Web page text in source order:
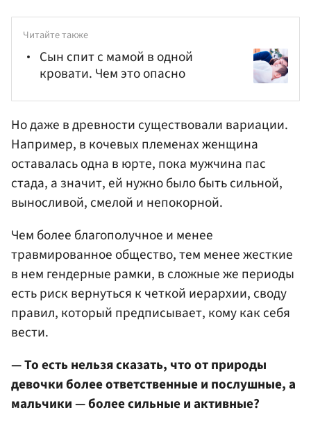
Читайте также
Сын спит с мамой в одной
кровати. Чем это опасно
Но даже в древности существовали вариации.
Например, в кочевых племенах женщина
оставалась одна в юрте, пока мужчина пас
стада, а значит, ей нужно было быть сильной,
выносливой, смелой и непокорной.
Чем более благополучное и менее
травмированное общество, тем менее жесткие
в нем гендерные рамки, в сложные же периоды
есть риск вернуться к четкой иерархии, своду
правил, который предписывает, кому как себя
вести.
— То есть нельзя сказать, что от природы
девочки более ответственные и послушные, а
мальчики — более сильные и активные?